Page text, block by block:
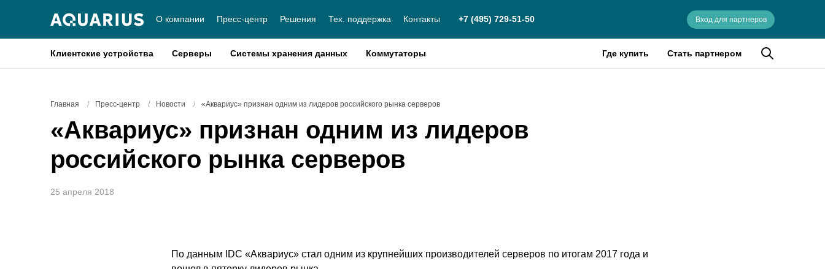
О компании Пресс-центр Решения Тех. поддержка Контакты +7 (495) 729-51-50 Вход для партнеров
Клиентские устройства Серверы Системы хранения данных Коммутаторы Где купить Стать партнером
Главная / Пресс-центр / Новости / «Аквариус» признан одним из лидеров российского рынка серверов
«Аквариус» признан одним из лидеров
российского рынка серверов
25 апреля 2018
По данным IDC «Аквариус» стал одним из крупнейших производителей серверов по итогам 2017 года и